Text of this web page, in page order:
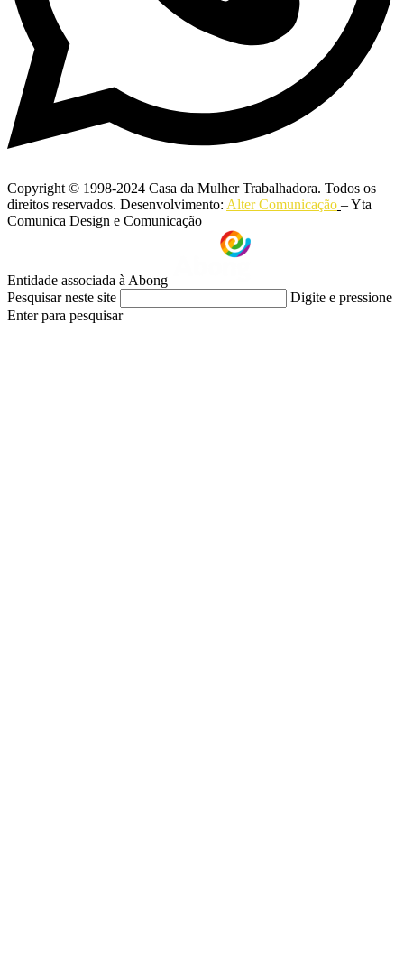
Copyright © 1998-2024 Casa da Mulher Trabalhadora. Todos os
direitos reservados. Desenvolvimento: Alter Comunicação – Yta
Comunica Design e Comunicação
Entidade associada à Abong
Pesquisar neste site
Digite e pressione
Enter para pesquisar